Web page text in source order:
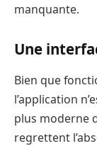
manquante.
Une
Bien que
l’application
plus moderne
regrettent